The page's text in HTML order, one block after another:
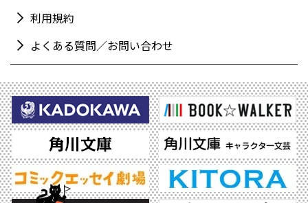
利用規約
よくある質問／お問い合わせ